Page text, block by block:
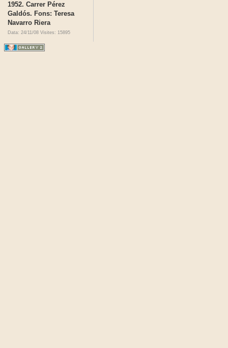
1952. Carrer Pérez
Galdós. Fons: Teresa
Navarro Riera
Data: 24/11/08 Visites: 15895